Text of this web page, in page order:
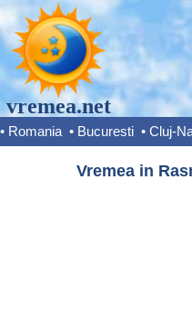
vremea.net
• Romania • Bucuresti • Cluj-
Vremea in